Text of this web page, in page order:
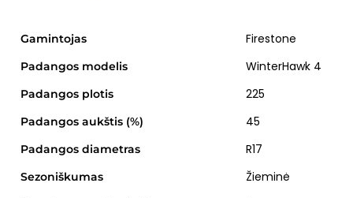
Gamintojas Firestone
Padangos modelis WinterHawk 4
Padangos plotis 225
Padangos aukštis (%) 45
Padangos diametras R17
Sezoniškumas Žieminė